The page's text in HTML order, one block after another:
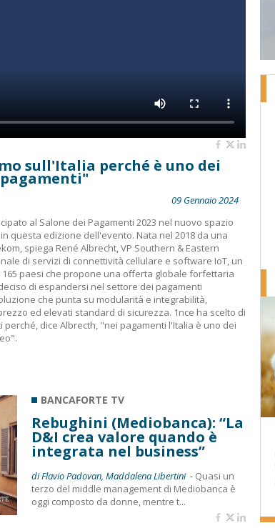
sull'Italia perché è uno dei
09 Gennaio 2024
al Salone dei Pagamenti 2023 nel nuovo spazio
questa edizione dell'evento. Nata nel 2018 da una
spiega René Albrecht, VP Southern & Eastern
di servizi di connettività cellulare e software IoT, un
paesi che propone una offerta globale forfettaria
di espandersi nel settore dei pagamenti
che punta su modularità e integrabilità,
ed elevati standard di sicurezza. 1nce ha scelto di
dice Albrecth, "nei pagamenti l'Italia è uno dei
BANCAFORTE TV
Rebughini (Mediobanca): “La
D&I crea valore quando è
integrata nel business”
di Flavio Padovan, Maddalena Libertini - Quasi un
terzo del middle management di Mediobanca è
oggi composto da donne, mentre t...